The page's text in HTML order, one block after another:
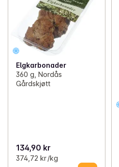
Elgkarbonader
360 g, Nordås
Gårdskjøtt
134,90 kr
374,72 kr /kg